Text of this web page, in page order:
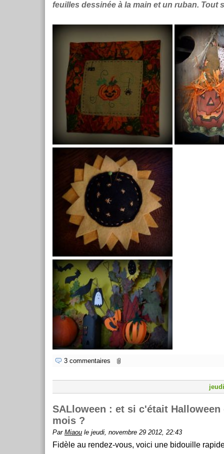
feuilles dessinée à la main et un ruban. Tout
3 commentaires
SALloween : et si c'était Halloween
mois ?
Par Miaou le jeudi, novembre 29 2012, 22:43
Fidèle au rendez-vous, voici une bidouille